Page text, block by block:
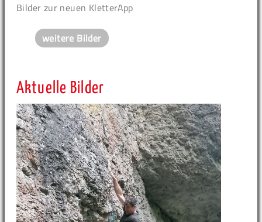
Bilder zur neuen KletterApp
weitere Bilder
Aktuelle Bilder